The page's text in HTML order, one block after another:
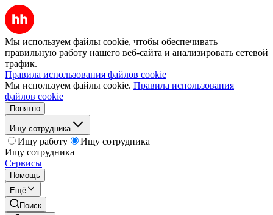
Мы используем файлы cookie, чтобы обеспечивать
правильную работу нашего веб-сайта и анализировать сетевой
трафик.
Правила использования файлов cookie
Мы используем файлы cookie. Правила использования
файлов cookie
Понятно
Ищу сотрудника
Ищу работу
Ищу сотрудника
Ищу сотрудника
Сервисы
Помощь
Ещё
Поиск